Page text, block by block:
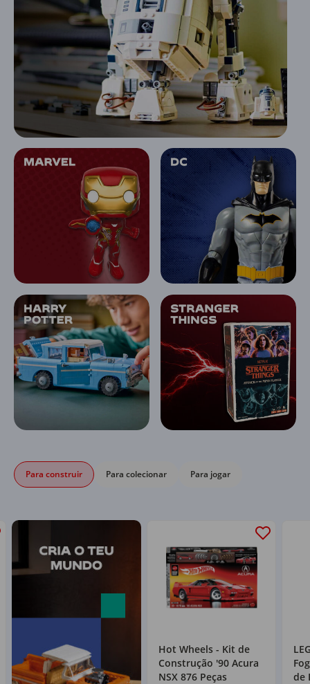
Para construir Para colecionar Para jogar
Hot Wheels - Kit de
Construção '90 Acura
NSX 876 Peças
de